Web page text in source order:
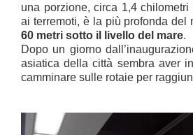
una porzione, circa 1,4 chilometri
ai terremoti, è la più profonda
60 metri sotto il livello del mare.
Dopo un giorno
asiatica della città sembra aver
camminare sulle rotaie per